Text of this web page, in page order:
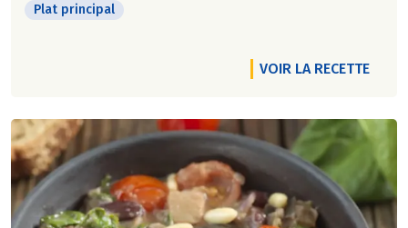
Plat principal
VOIR LA RECETTE